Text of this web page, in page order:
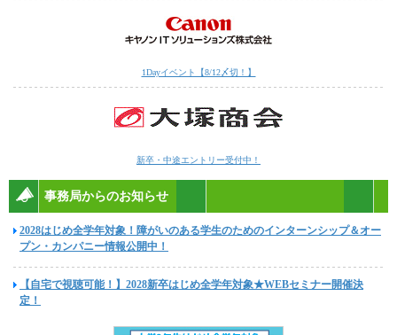
1Dayイベント【8/12〆切！】
新卒・中途エントリー受付中！
事務局からのお知らせ
2028はじめ全学年対象！障がいのある学生のためのインターンシップ＆オー
プン・カンパニー情報公開中！
【自宅で視聴可能！】2028新卒はじめ全学年対象★WEBセミナー開催決
定！